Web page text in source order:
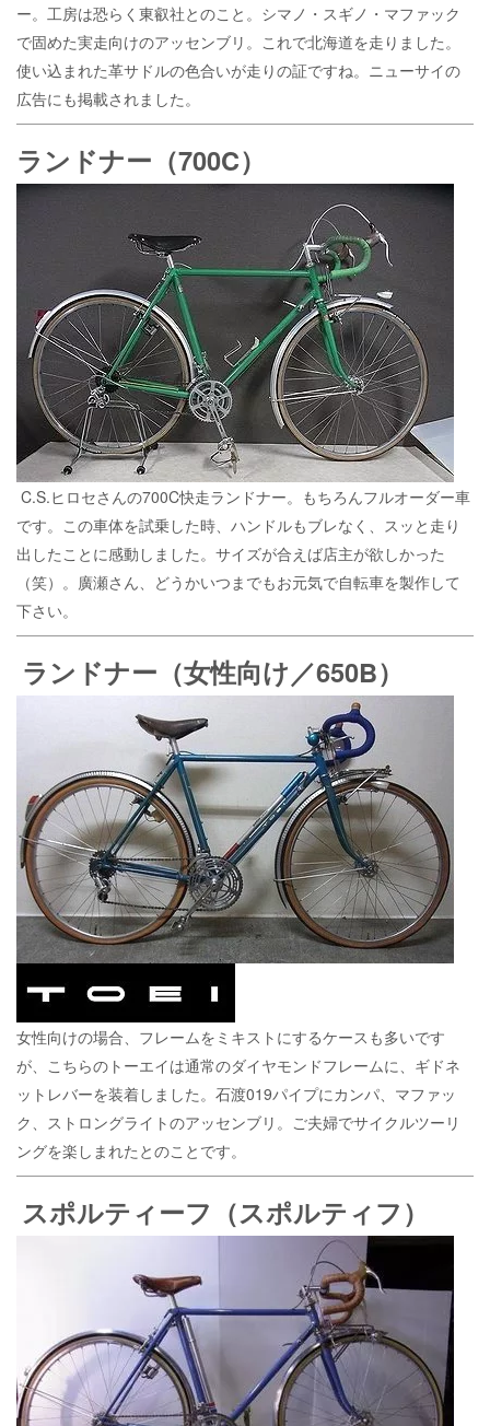
ー。工房は恐らく東叡社とのこと。シマノ・スギノ・マファック
で固めた実走向けのアッセンブリ。これで北海道を走りました。
使い込まれた革サドルの色合いが走りの証ですね。ニューサイの
広告にも掲載されました。
ランドナー（700C）
C.S.ヒロセさんの700C快走ランドナー。もちろんフルオーダー車
です。この車体を試乗した時、ハンドルもブレなく、スッと走り
出したことに感動しました。サイズが合えば店主が欲しかった
（笑）。廣瀬さん、どうかいつまでもお元気で自転車を製作して
下さい。
ランドナー（女性向け／650B）
女性向けの場合、フレームをミキストにするケースも多いです
が、こちらのトーエイは通常のダイヤモンドフレームに、ギドネ
ットレバーを装着しました。石渡019パイプにカンパ、マファッ
ク、ストロングライトのアッセンブリ。ご夫婦でサイクルツーリ
ングを楽しまれたとのことです。
スポルティーフ（スポルティフ）